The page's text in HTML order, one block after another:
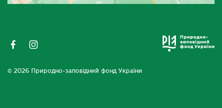
© 2026 Природно-заповідний фонд України